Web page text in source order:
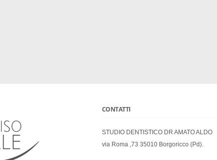
CONTATTI
STUDIO DENTISTICO DR AMATO ALDO
via Roma ,73 35010 Borgoricco (Pd).